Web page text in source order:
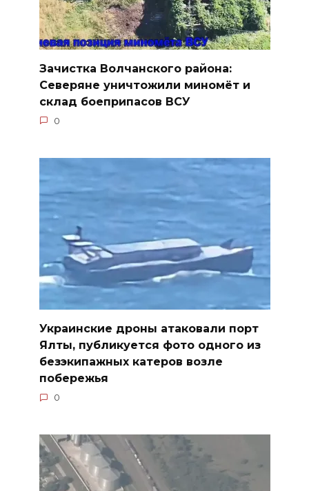
Зачистка Волчанского района:
Северяне уничтожили миномёт и
склад боеприпасов ВСУ
0
Украинские дроны атаковали порт
Ялты, публикуется фото одного из
безэкипажных катеров возле
побережья
0